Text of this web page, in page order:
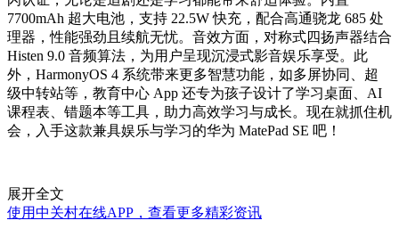
7700mAh 超大电池，支持 22.5W 快充，配合高通骁龙 685 处
理器，性能强劲且续航无忧。音效方面，对称式四扬声器结合
Histen 9.0 音频算法，为用户呈现沉浸式影音娱乐享受。此
外，HarmonyOS 4 系统带来更多智慧功能，如多屏协同、超
级中转站等，教育中心 App 还专为孩子设计了学习桌面、AI
课程表、错题本等工具，助力高效学习与成长。现在就抓住机
会，入手这款兼具娱乐与学习的华为 MatePad SE 吧！
展开全文
使用中关村在线APP，查看更多精彩资讯